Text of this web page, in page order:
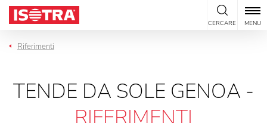
Vai al contenuto
CERCARE MENU
Riferimenti
TENDE DA SOLE GENOA -